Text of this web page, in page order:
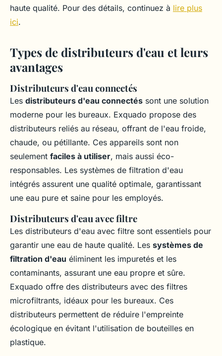
haute qualité. Pour des détails, continuez à lire plus
ici.
Types de distributeurs d'eau et leurs
avantages
Distributeurs d'eau connectés
Les distributeurs d'eau connectés sont une solution
moderne pour les bureaux. Exquado propose des
distributeurs reliés au réseau, offrant de l'eau froide,
chaude, ou pétillante. Ces appareils sont non
seulement faciles à utiliser, mais aussi éco-
responsables. Les systèmes de filtration d'eau
intégrés assurent une qualité optimale, garantissant
une eau pure et saine pour les employés.
Distributeurs d'eau avec filtre
Les distributeurs d'eau avec filtre sont essentiels pour
garantir une eau de haute qualité. Les systèmes de
filtration d'eau éliminent les impuretés et les
contaminants, assurant une eau propre et sûre.
Exquado offre des distributeurs avec des filtres
microfiltrants, idéaux pour les bureaux. Ces
distributeurs permettent de réduire l'empreinte
écologique en évitant l'utilisation de bouteilles en
plastique.